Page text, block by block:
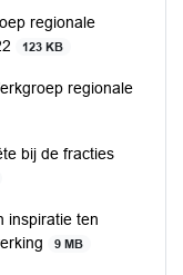
regionale
123 KB
regionale
bij de fracties
inspiratie ten
9 MB